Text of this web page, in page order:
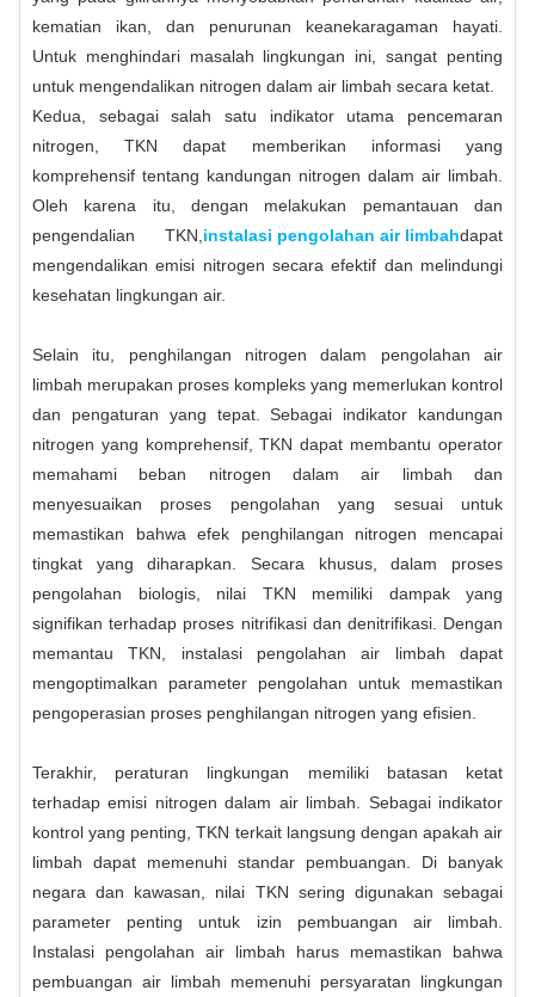
kematian ikan, dan penurunan keanekaragaman hayati.
Untuk menghindari masalah lingkungan ini, sangat penting
untuk mengendalikan nitrogen dalam air limbah secara ketat.
Kedua, sebagai salah satu indikator utama pencemaran
nitrogen, TKN dapat memberikan informasi yang
komprehensif tentang kandungan nitrogen dalam air limbah.
Oleh karena itu, dengan melakukan pemantauan dan
pengendalian TKN, instalasi pengolahan air limbahdapat
mengendalikan emisi nitrogen secara efektif dan melindungi
kesehatan lingkungan air.
Selain itu, penghilangan nitrogen dalam pengolahan air
limbah merupakan proses kompleks yang memerlukan kontrol
dan pengaturan yang tepat. Sebagai indikator kandungan
nitrogen yang komprehensif, TKN dapat membantu operator
memahami beban nitrogen dalam air limbah dan
menyesuaikan proses pengolahan yang sesuai untuk
memastikan bahwa efek penghilangan nitrogen mencapai
tingkat yang diharapkan. Secara khusus, dalam proses
pengolahan biologis, nilai TKN memiliki dampak yang
signifikan terhadap proses nitrifikasi dan denitrifikasi. Dengan
memantau TKN, instalasi pengolahan air limbah dapat
mengoptimalkan parameter pengolahan untuk memastikan
pengoperasian proses penghilangan nitrogen yang efisien.
Terakhir, peraturan lingkungan memiliki batasan ketat
terhadap emisi nitrogen dalam air limbah. Sebagai indikator
kontrol yang penting, TKN terkait langsung dengan apakah air
limbah dapat memenuhi standar pembuangan. Di banyak
negara dan kawasan, nilai TKN sering digunakan sebagai
parameter penting untuk izin pembuangan air limbah.
Instalasi pengolahan air limbah harus memastikan bahwa
pembuangan air limbah memenuhi persyaratan lingkungan